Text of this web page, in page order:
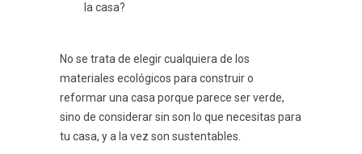
la casa?
No se trata de elegir cualquiera de los
materiales ecológicos para construir o
reformar una casa porque parece ser verde,
sino de considerar sin son lo que necesitas para
tu casa, y a la vez son sustentables.